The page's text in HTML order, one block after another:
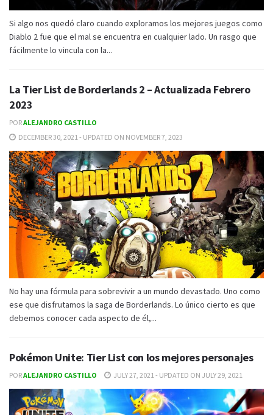
Si algo nos quedó claro cuando exploramos los mejores juegos como
Diablo 2 fue que el mal se encuentra en cualquier lado. Un rasgo que
fácilmente lo vincula con la...
La Tier List de Borderlands 2 – Actualizada Febrero
2023
PORALEJANDRO CASTILLO
DECEMBER 30, 2021 - UPDATED ON NOVEMBER 7, 2023
No hay una fórmula para sobrevivir a un mundo devastado. Uno como
ese que disfrutamos la saga de Borderlands. Lo único cierto es que
debemos conocer cada aspecto de él,...
Pokémon Unite: Tier List con los mejores personajes
PORALEJANDRO CASTILLO JULY 27, 2021 - UPDATED ON JULY 29, 2021